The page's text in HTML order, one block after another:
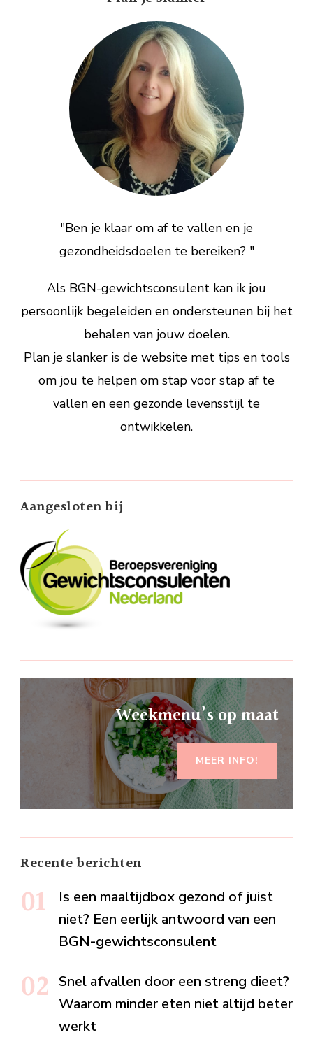
"Ben je klaar om af te vallen en je
gezondheidsdoelen te bereiken? "
Als BGN-gewichtsconsulent kan ik jou
persoonlijk begeleiden en ondersteunen bij het
behalen van jouw doelen.
Plan je slanker is de website met tips en tools
om jou te helpen om stap voor stap af te
vallen en een gezonde levensstijl te
ontwikkelen.
Aangesloten bij
Weekmenu’s op maat
MEER INFO!
Recente berichten
Is een maaltijdbox gezond of juist
niet? Een eerlijk antwoord van een
BGN-gewichtsconsulent
Snel afvallen door een streng dieet?
Waarom minder eten niet altijd beter
werkt